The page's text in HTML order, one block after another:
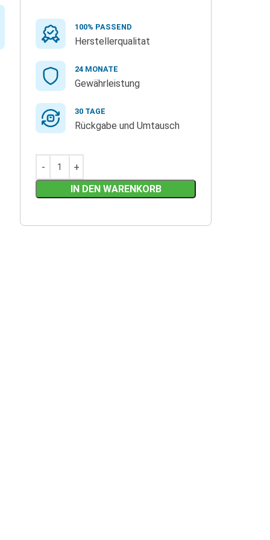
100% PASSEND
Herstellerqualitat
24 MONATE
Gewährleistung
30 TAGE
Rückgabe und Umtausch
IN DEN WARENKORB